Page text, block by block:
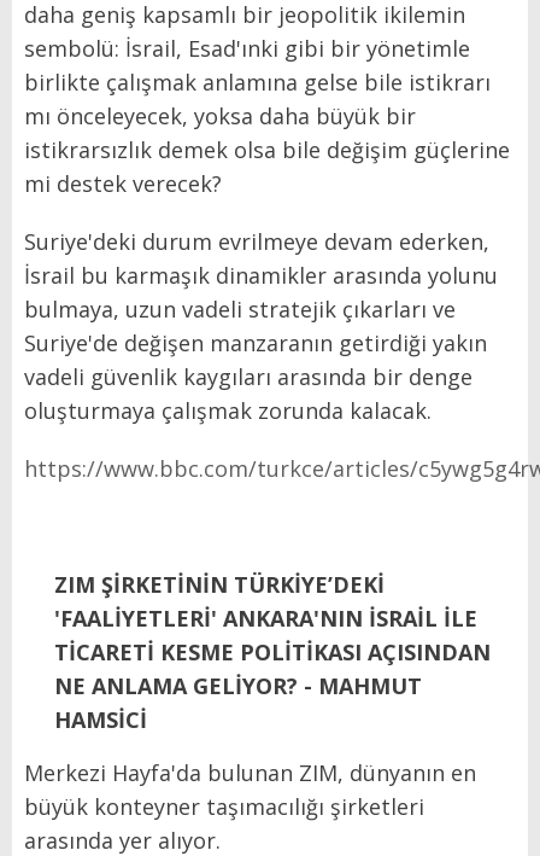
daha geniş kapsamlı bir jeopolitik ikilemin
sembolü: İsrail, Esad'ınki gibi bir yönetimle
birlikte çalışmak anlamına gelse bile istikrarı
mı önceleyecek, yoksa daha büyük bir
istikrarsızlık demek olsa bile değişim güçlerine
mi destek verecek?
Suriye'deki durum evrilmeye devam ederken,
İsrail bu karmaşık dinamikler arasında yolunu
bulmaya, uzun vadeli stratejik çıkarları ve
Suriye'de değişen manzaranın getirdiği yakın
vadeli güvenlik kaygıları arasında bir denge
oluşturmaya çalışmak zorunda kalacak.
https://www.bbc.com/turkce/articles/
ZIM ŞİRKETİNİN TÜRKİYE’DEKİ
'FAALİYETLERİ' ANKARA'NIN İSRAİL İLE
TİCARETİ KESME POLİTİKASI AÇISINDAN
NE ANLAMA GELİYOR? - MAHMUT
HAMSİCİ
Merkezi Hayfa'da bulunan ZIM, dünyanın en
büyük konteyner taşımacılığı şirketleri
arasında yer alıyor.